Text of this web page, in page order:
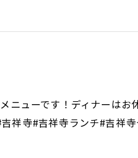
ニューです！ディナーは
祥寺#吉祥寺ランチ#吉祥